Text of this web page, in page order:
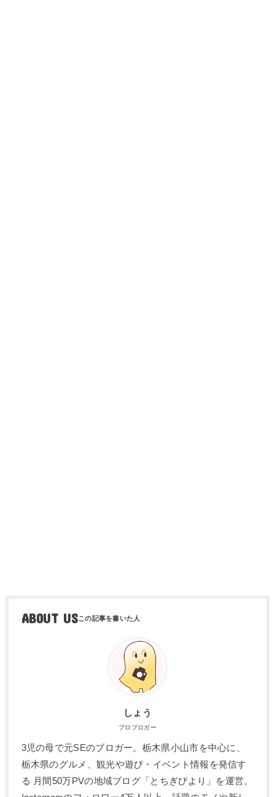
ABOUT US
しょう
プロブロガー
3児の母で元SEのブロガー。栃木県小山市を中心に、
栃木県のグルメ、観光や遊び・イベント情報を発信す
る 月間50万PVの地域ブログ「とちぎびより」を運営。